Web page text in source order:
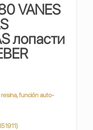
VANES
лопасти
función auto-